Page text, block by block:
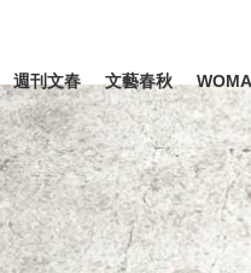
ライフ ビ
週刊文春 文藝春秋
キーワード入力